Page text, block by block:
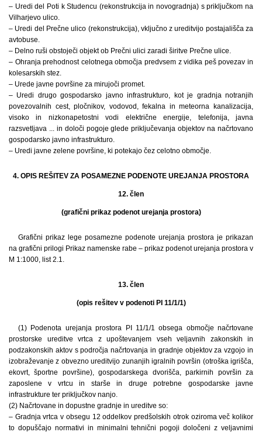
– Uredi del Poti k Studencu (rekonstrukcija in novogradnja) s priključkom na
Vilharjevo ulico.
– Uredi del Prečne ulico (rekonstrukcija), vključno z ureditvijo postajališča za
avtobuse.
– Delno ruši obstoječi objekt ob Prečni ulici zaradi širitve Prečne ulice.
– Ohranja prehodnost celotnega območja predvsem z vidika peš povezav in
kolesarskih stez.
– Urede javne površine za mirujoči promet.
– Uredi drugo gospodarsko javno infrastrukturo, kot je gradnja notranjih
povezovalnih cest, pločnikov, vodovod, fekalna in meteorna kanalizacija,
visoko in nizkonapetostni vodi električne energije, telefonija, javna
razsvetljava ... in določi pogoje glede priključevanja objektov na načrtovano
gospodarsko javno infrastrukturo.
– Uredi javne zelene površine, ki potekajo čez celotno območje.
4. OPIS REŠITEV ZA POSAMEZNE PODENOTE UREJANJA PROSTORA
12. člen
(grafični prikaz podenot urejanja prostora)
Grafični prikaz lege posamezne podenote urejanja prostora je prikazan
na grafični prilogi Prikaz namenske rabe – prikaz podenot urejanja prostora v
M 1:1000, list 2.1.
13. člen
(opis rešitev v podenoti PI 11/1/1)
(1) Podenota urejanja prostora PI 11/1/1 obsega območje načrtovane
prostorske ureditve vrtca z upoštevanjem vseh veljavnih zakonskih in
podzakonskih aktov s področja načrtovanja in gradnje objektov za vzgojo in
izobraževanje z obvezno ureditvijo zunanjih igralnih površin (otroška igrišča,
ekovrt, športne površine), gospodarskega dvorišča, parkirnih površin za
zaposlene v vrtcu in starše in druge potrebne gospodarske javne
infrastrukture ter priključkov nanjo.
(2) Načrtovane in dopustne gradnje in ureditve so:
– Gradnja vrtca v obsegu 12 oddelkov predšolskih otrok oziroma več kolikor
to dopuščajo normativi in minimalni tehnični pogoji določeni z veljavnimi